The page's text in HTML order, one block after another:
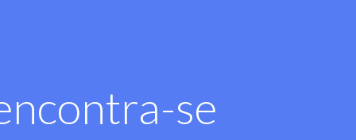
se